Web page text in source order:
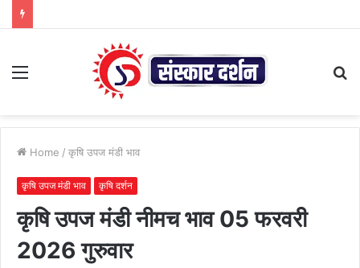
Menu
Home / कृषि उपज मंडी भाव
कृषि उपज मंडी भाव कृषि दर्शन
कृषि उपज मंडी नीमच भाव 05 फरवरी
2026 गुरुवार